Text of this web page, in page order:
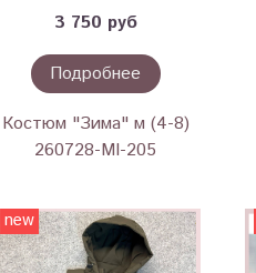
3 750 руб
Подробнее
Костюм "Зима" м (4-8)
260728-MI-205
new